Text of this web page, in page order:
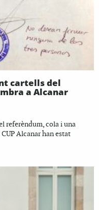
cartells del
a Alcanar
referèndum, cola i una
Alcanar han estat